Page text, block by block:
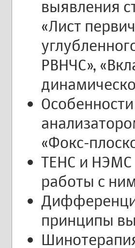
выявления
«Лист
РВНЧС»,
«Фокс-
ТЕНС и НЭМС
работы с
принципы